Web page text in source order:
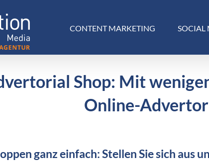
CONTENT MARKETING SOCIAL
Shop: Mit
Online-
ganz einfach: Stellen Sie sich aus